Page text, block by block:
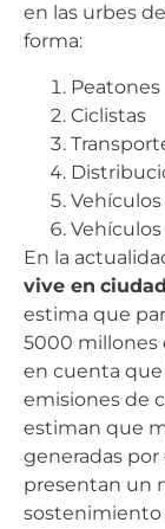
en las urbes
forma:
Peatones
Ciclistas
En la
vive en
estima que
5000 millones
en cuenta que
emisiones de
estiman que
generadas
presentan un
sostenimiento